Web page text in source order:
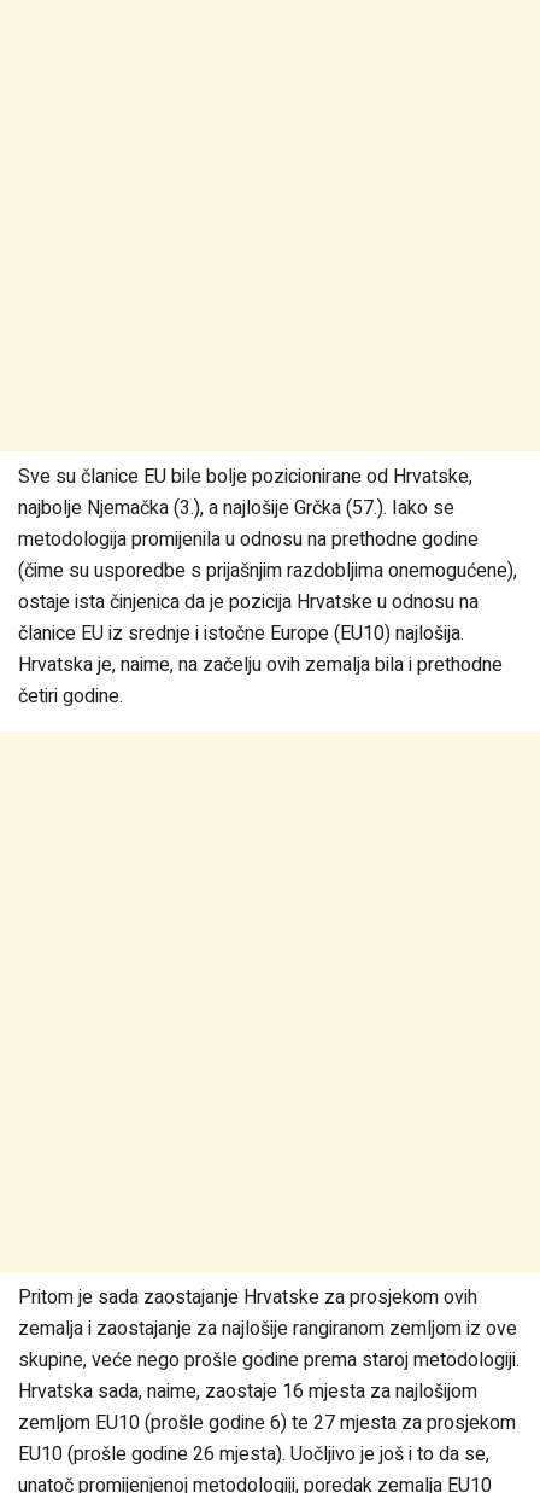
Sve su članice EU bile bolje pozicionirane od Hrvatske,
najbolje Njemačka (3.), a najlošije Grčka (57.). Iako se
metodologija promijenila u odnosu na prethodne godine
(čime su usporedbe s prijašnjim razdobljima onemogućene),
ostaje ista činjenica da je pozicija Hrvatske u odnosu na
članice EU iz srednje i istočne Europe (EU10) najlošija.
Hrvatska je, naime, na začelju ovih zemalja bila i prethodne
četiri godine.
Pritom je sada zaostajanje Hrvatske za prosjekom ovih
zemalja i zaostajanje za najlošije rangiranom zemljom iz ove
skupine, veće nego prošle godine prema staroj metodologiji.
Hrvatska sada, naime, zaostaje 16 mjesta za najlošijom
zemljom EU10 (prošle godine 6) te 27 mjesta za prosjekom
EU10 (prošle godine 26 mjesta). Uočljivo je još i to da se,
unatoč promijenjenoj metodologiji, poredak zemalja EU10